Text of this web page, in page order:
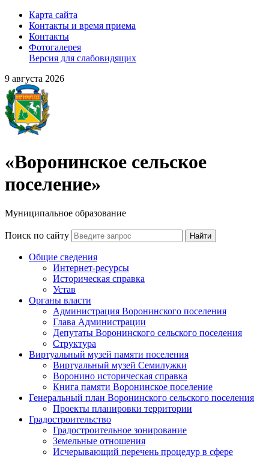
Карта сайта
Контакты и время приема
Контакты
Фотогалерея
Версия для слабовидящих
9 августа 2026
«Воронинское сельское
поселение»
Муниципальное образование
Поиск по сайту Найти
Общие сведения
Интернет-ресурсы
Историческая справка
Устав
Органы власти
Администрация Воронинского поселения
Глава Администрации
Депутаты Воронинского сельского поселения
Структура
Виртуальный музей памяти поселения
Виртуальный музей Семилужки
Воронино историческая справка
Книга памяти Воронинское поселение
Генеральный план Воронинского сельского поселения
Проекты планировки территории
Градостроительство
Градостроительное зонирование
Земельные отношения
Исчерывающий перечень процедур в сфере